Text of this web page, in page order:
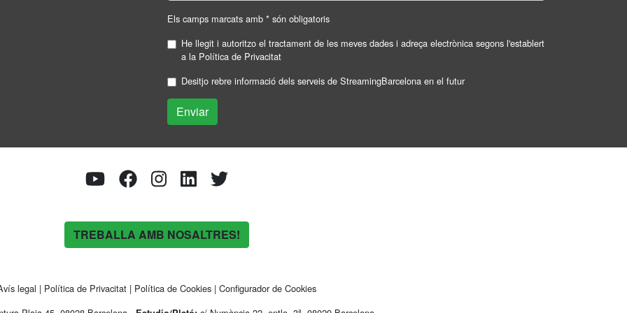
Els camps marcats amb * són obligatoris
He llegit i autoritzo el tractament de les meves dades i adreça electrònica segons l'establert
a la Política de Privacitat
Desitjo rebre informació dels serveis de StreamingBarcelona en el futur
TREBALLA AMB NOSALTRES!
legal | Política de Privacitat | Política de Cookies | Configurador de Cookies